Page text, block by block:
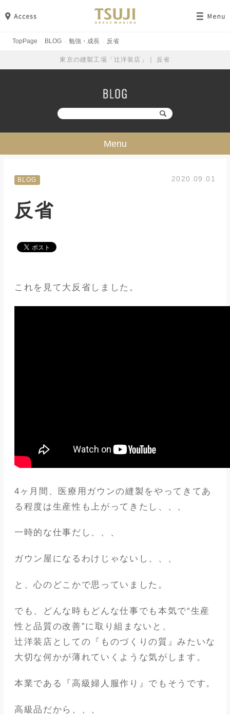
TopPage BLOG 勉強・成長 反省
東京の縫製工場「辻洋装店」｜ 反省
Menu
メゾンな日々
BLOG 2020.09.01
反省
これを見て大反省しました。
4ヶ月間、医療用ガウンの縫製をやってきてあ
る程度は生産性も上がってきたし、、、
一時的な仕事だし、、、
ガウン屋になるわけじゃないし、、、
と、心のどこかで思っていました。
でも、どんな時もどんな仕事でも本気で“生産
性と品質の改善”に取り組まないと、
辻洋装店としての『ものづくりの質』みたいな
大切な何かが薄れていくような気がします。
本業である『高級婦人服作り』でもそうです。
高級品だから、、、